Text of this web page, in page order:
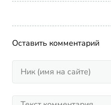
Оставить комментарий